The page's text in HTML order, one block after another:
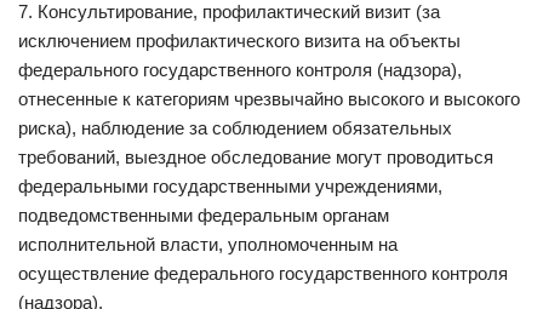
7. Консультирование, профилактический визит (за
исключением профилактического визита на объекты
федерального государственного контроля (надзора),
отнесенные к категориям чрезвычайно высокого и высокого
риска), наблюдение за соблюдением обязательных
требований, выездное обследование могут проводиться
федеральными государственными учреждениями,
подведомственными федеральным органам
исполнительной власти, уполномоченным на
осуществление федерального государственного контроля
(надзора).